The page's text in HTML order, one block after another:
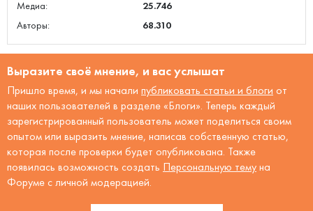
Медиа:
25.746
Авторы:
68.310
Выразите своё мнение, и вас услышат
Пришло время, и мы начали публиковать статьи и блоги от
наших пользователей в разделе «Блоги». Теперь каждый
зарегистрированный пользователь может поделиться своим
опытом или выразить мнение, написав собственную статью,
которая после проверки будет опубликована. Также
появилась возможность создать Персональную тему на
Форуме с личной модерацией.